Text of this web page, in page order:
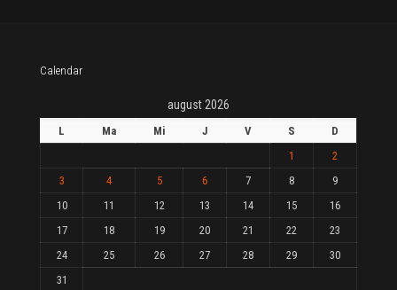
Calendar
august 2026
L Ma Mi J V S
D
1
2
3
4 5 6 7 8
9
10
11 12 13 14 15
16
17
18 19 20 21 22
23
24
25 26 27 28 29
30
31